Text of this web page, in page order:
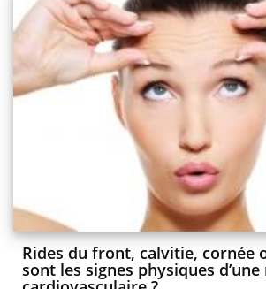
Rides du front, calvitie, cornée
sont les signes physiques